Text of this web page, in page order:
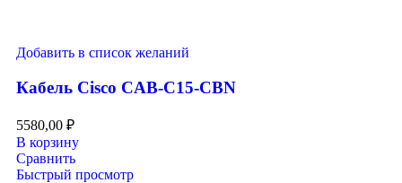
Добавить в список желаний
Кабель Cisco CAB-C15-CBN
5580,00 ₽
В корзину
Сравнить
Быстрый просмотр